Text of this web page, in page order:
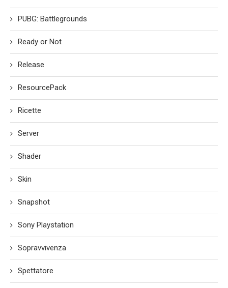
PUBG: Battlegrounds
Ready or Not
Release
ResourcePack
Ricette
Server
Shader
Skin
Snapshot
Sony Playstation
Sopravvivenza
Spettatore